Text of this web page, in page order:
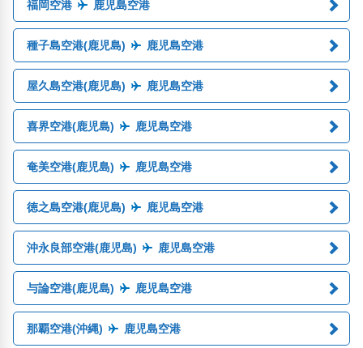
福岡空港 鹿児島空港
種子島空港(鹿児島) 鹿児島空港
屋久島空港(鹿児島) 鹿児島空港
喜界空港(鹿児島) 鹿児島空港
奄美空港(鹿児島) 鹿児島空港
徳之島空港(鹿児島) 鹿児島空港
沖永良部空港(鹿児島) 鹿児島空港
与論空港(鹿児島) 鹿児島空港
那覇空港(沖縄) 鹿児島空港